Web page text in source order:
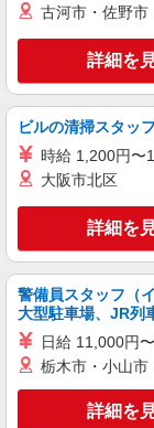
株式会社ニジキャリ
キープ
UTエージェント株
《JBKK1C》
古河市・佐野市
詳細を
ビルの清掃スタッフ
時給 1,200円〜
大阪市北区
詳細を
警備員スタッフ（
大型駐車場、JR列
日給 11,000円
栃木市・小山市
詳細を